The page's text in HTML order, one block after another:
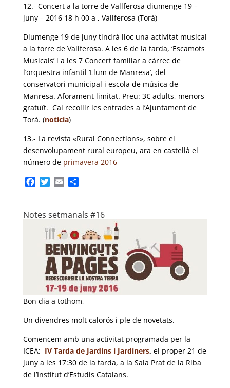
12.- Concert a la torre de Vallferosa diumenge 19 –
juny – 2016 18 h 00 a , Vallferosa (Torà)
Diumenge 19 de juny tindrà lloc una activitat musical
a la torre de Vallferosa. A les 6 de la tarda, ‘Escamots
Musicals’ i a les 7 Concert familiar a càrrec de
l’orquestra infantil ‘Llum de Manresa’, del
conservatori municipal i escola de música de
Manresa. Aforament limitat. Preu: 3€ adults, menors
gratuït. Cal recollir les entrades a l’Ajuntament de
Torà. (notícia)
13.- La revista «Rural Connections», sobre el
desenvolupament rural europeu, ara en castellà el
número de primavera 2016
e
t
e
r
i
p
r
t
e
i
x
Notes setmanals #16
Bon dia a tothom,
Un divendres molt calorós i ple de novetats.
Comencem amb una activitat programada per la
ICEA: IV Tarda de Jardins i Jardiners, el proper 21 de
juny a les 17:30 de la tarda, a la Sala Prat de la Riba
de l’Institut d’Estudis Catalans.